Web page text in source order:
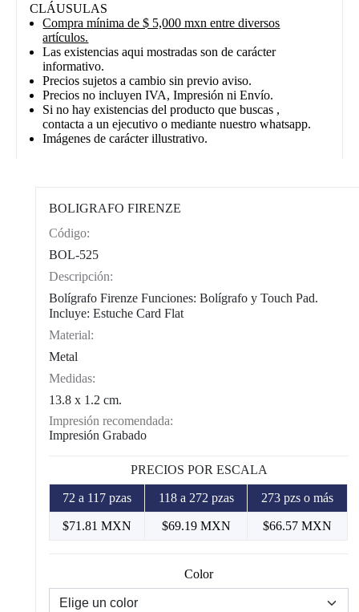
CLÁUSULAS
Compra mínima de $ 5,000 mxn entre diversos
artículos.
Las existencias aqui mostradas son de carácter
informativo.
Precios sujetos a cambio sin previo aviso.
Precios no incluyen IVA, Impresión ni Envío.
Si no hay existencias del producto que buscas ,
contacta a un ejecutivo o mediante nuestro whatsapp.
Imágenes de carácter illustrativo.
BOLIGRAFO FIRENZE
Código:
BOL-525
Descripción:
Bolígrafo Firenze Funciones: Bolígrafo y Touch Pad.
Incluye: Estuche Card Flat
Material:
Metal
Medidas:
13.8 x 1.2 cm.
Impresión recomendada:
Impresión Grabado
PRECIOS POR ESCALA
72 a 117 pzas 118 a 272 pzas 273 pzs o más
$71.81 MXN $69.19 MXN $66.57 MXN
Color